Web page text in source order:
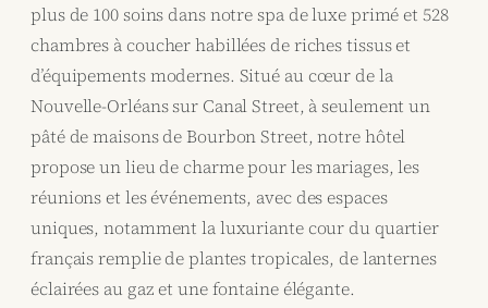
plus de 100 soins dans notre spa de luxe primé et 528
chambres à coucher habillées de riches tissus et
d’équipements modernes. Situé au cœur de la
Nouvelle-Orléans sur Canal Street, à seulement un
pâté de maisons de Bourbon Street, notre hôtel
propose un lieu de charme pour les mariages, les
réunions et les événements, avec des espaces
uniques, notamment la luxuriante cour du quartier
français remplie de plantes tropicales, de lanternes
éclairées au gaz et une fontaine élégante.